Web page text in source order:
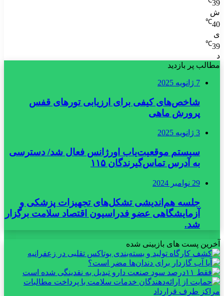
39
ش
40
℃
ی
39
℃
د
مطالب پر بازدید
7 ژانویه 2025
شاخص‌های کیفی برای ارزیابی تورهای قفس
پرورش ماهی
3 ژانویه 2025
سیستم موقعیت‌یاب اورژانس فعال شد/ دسترسی
به آدرس تماس‌گیرندگان ۱۱۵
29 نوامبر 2024
جلسه هم‌اندیشی تشکل‌های تجهیزات پزشکی و
آزمایشگاهی عضو فدراسیون اقتصاد سلامت برگزار
شد.
آخرین پست های بازبینی شده